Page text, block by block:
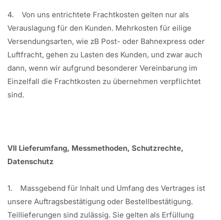
4. Von uns entrichtete Frachtkosten gelten nur als
Verauslagung für den Kunden. Mehrkosten für eilige
Versendungsarten, wie zB Post- oder Bahnexpress oder
Luftfracht, gehen zu Lasten des Kunden, und zwar auch
dann, wenn wir aufgrund besonderer Vereinbarung im
Einzelfall die Frachtkosten zu übernehmen verpflichtet
sind.
VII Lieferumfang, Messmethoden, Schutzrechte,
Datenschutz
1. Massgebend für Inhalt und Umfang des Vertrages ist
unsere Auftragsbestätigung oder Bestellbestätigung.
Teillieferungen sind zulässig. Sie gelten als Erfüllung